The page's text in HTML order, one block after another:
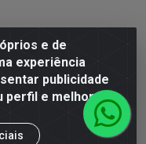
e de
experiência
publicidade
perfil e melhorar a
Dantas, 183- Xerém -
415 - CNPJ
83